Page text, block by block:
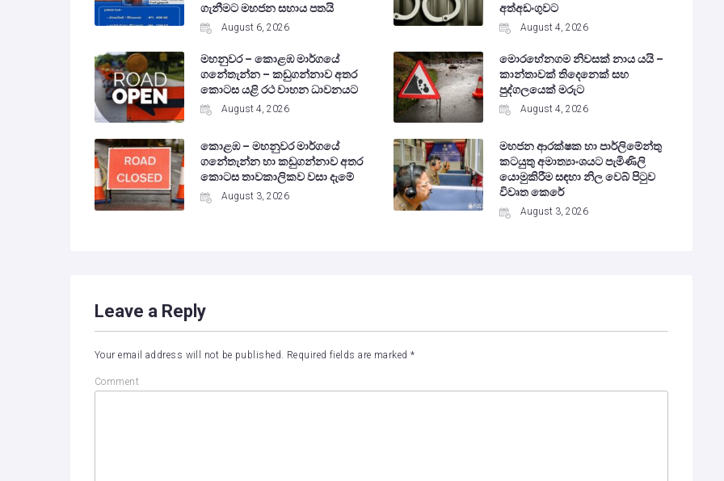
ගැනීමට මහජන සහාය පතයි
August 6, 2026
අත්අඩංගුවට
August 4, 2026
මහනුවර – කොළඹ මාර්ගයේ
ගනේතැන්න – කඩුගන්නාව අතර
කොටස යළි රථ වාහන ධාවනයට
August 4, 2026
මොරහේනගම නිවසක් නාය යයි –
කාන්තාවක් තිදෙනෙක් සහ
පුද්ගලයෙක් මරුට
August 4, 2026
කොළඹ – මහනුවර මාර්ගයේ
ගනේතැන්න හා කඩුගන්නාව අතර
කොටස තාවකාලිකව වසා දැමේ
August 3, 2026
මහජන ආරක්ෂක හා පාර්ලිමේන්තු
කටයුතු අමාත්‍යාංශයට පැමිණිලි
යොමුකිරීම සඳහා නිල වෙබ් පිටුව
විවෘත කෙරේ
August 3, 2026
Leave a Reply
Your email address will not be published. Required fields are marked*
Comment